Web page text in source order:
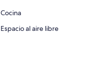
Cocina
Espacio al aire libre